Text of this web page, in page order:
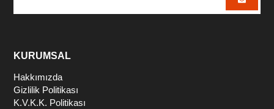
KURUMSAL
Hakkımızda
Gizlilik Politikası
K.V.K.K. Politikası